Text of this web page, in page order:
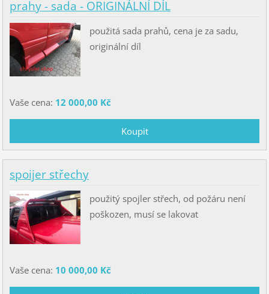
prahy - sada - ORIGINÁLNÍ DÍL
použitá sada prahů, cena je za sadu,
originální díl
Vaše cena: 12 000,00 Kč
spoijer střechy
použitý spojler střech, od požáru není
poškozen, musí se lakovat
Vaše cena: 10 000,00 Kč